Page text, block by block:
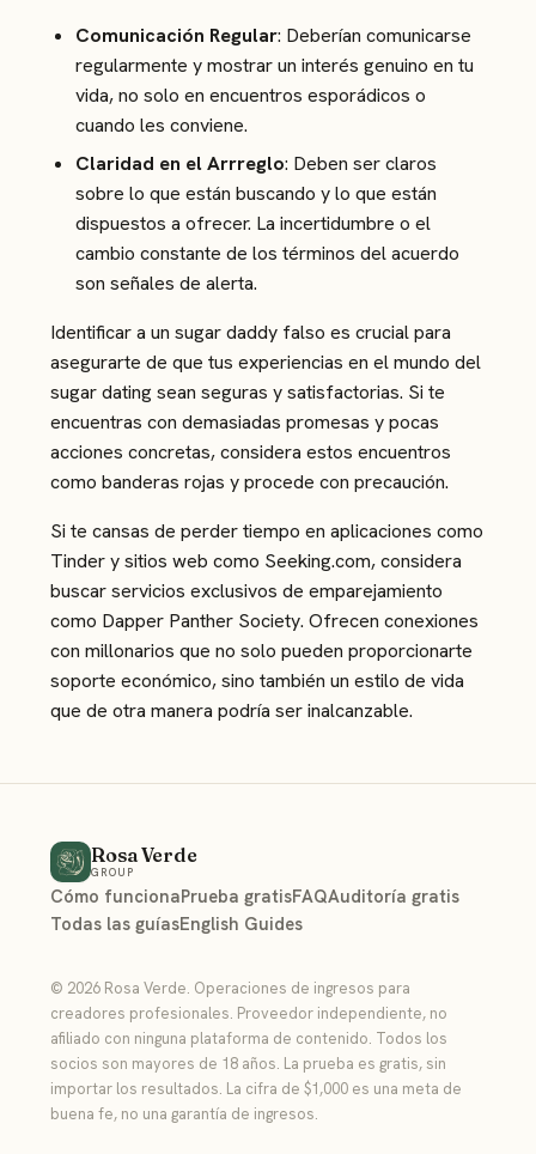
Comunicación Regular: Deberían comunicarse
regularmente y mostrar un interés genuino en tu
vida, no solo en encuentros esporádicos o
cuando les conviene.
Claridad en el Arrreglo: Deben ser claros
sobre lo que están buscando y lo que están
dispuestos a ofrecer. La incertidumbre o el
cambio constante de los términos del acuerdo
son señales de alerta.
Identificar a un sugar daddy falso es crucial para
asegurarte de que tus experiencias en el mundo del
sugar dating sean seguras y satisfactorias. Si te
encuentras con demasiadas promesas y pocas
acciones concretas, considera estos encuentros
como banderas rojas y procede con precaución.
Si te cansas de perder tiempo en aplicaciones como
Tinder y sitios web como Seeking.com, considera
buscar servicios exclusivos de emparejamiento
como Dapper Panther Society. Ofrecen conexiones
con millonarios que no solo pueden proporcionarte
soporte económico, sino también un estilo de vida
que de otra manera podría ser inalcanzable.
Rosa Verde
GROUP
Cómo funcionaPrueba gratisFAQAuditoría gratis
Todas las guíasEnglish Guides
© 2026 Rosa Verde. Operaciones de ingresos para
creadores profesionales. Proveedor independiente, no
afiliado con ninguna plataforma de contenido. Todos los
socios son mayores de 18 años. La prueba es gratis, sin
importar los resultados. La cifra de $1,000 es una meta de
buena fe, no una garantía de ingresos.